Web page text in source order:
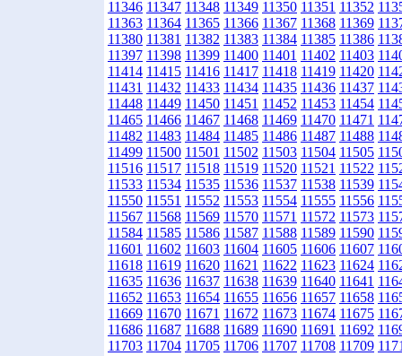
11346 11347 11348 11349 11350 11351 11352
11363 11364 11365 11366 11367 11368 11369
11380 11381 11382 11383 11384 11385 11386
11397 11398 11399 11400 11401 11402 11403
11414 11415 11416 11417 11418 11419 11420
11431 11432 11433 11434 11435 11436 11437
11448 11449 11450 11451 11452 11453 11454
11465 11466 11467 11468 11469 11470 11471
11482 11483 11484 11485 11486 11487 11488
11499 11500 11501 11502 11503 11504 11505
11516 11517 11518 11519 11520 11521 11522
11533 11534 11535 11536 11537 11538 11539
11550 11551 11552 11553 11554 11555 11556
11567 11568 11569 11570 11571 11572 11573
11584 11585 11586 11587 11588 11589 11590
11601 11602 11603 11604 11605 11606 11607
11618 11619 11620 11621 11622 11623 11624
11635 11636 11637 11638 11639 11640 11641
11652 11653 11654 11655 11656 11657 11658
11669 11670 11671 11672 11673 11674 11675
11686 11687 11688 11689 11690 11691 11692
11703 11704 11705 11706 11707 11708 11709